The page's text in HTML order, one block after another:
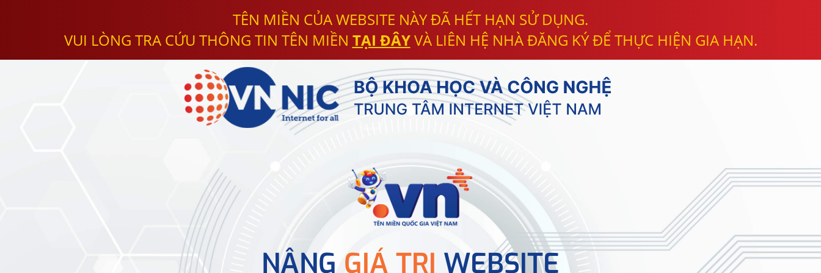
TÊN MIỀN CỦA WEBSITE NÀY ĐÃ HẾT HẠN SỬ DỤNG.
VUI LÒNG TRA CỨU THÔNG TIN TÊN MIỀN TẠI ĐÂYVÀ LIÊN HỆ NHÀ ĐĂNG KÝ ĐỂ THỰC HIỆN GIA HẠN.
NÂNG GIÁ TRỊ WEBSITE